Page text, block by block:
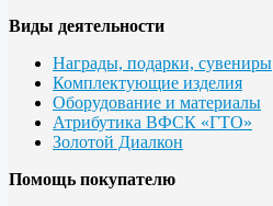
Виды деятельности
Награды, подарки, сувениры
Комплектующие изделия
Оборудование и материалы
Атрибутика ВФСК «ГТО»
Золотой Диалкон
Помощь покупателю